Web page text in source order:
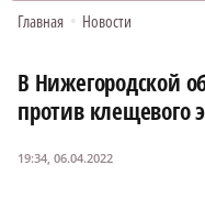
Главная • Новости
В Нижегородской
против клещевого
19:34, 06.04.2022